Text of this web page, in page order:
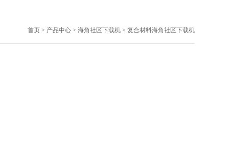
首页> 产品中心> 海角社区下载机> 复合材料海角社区下载机